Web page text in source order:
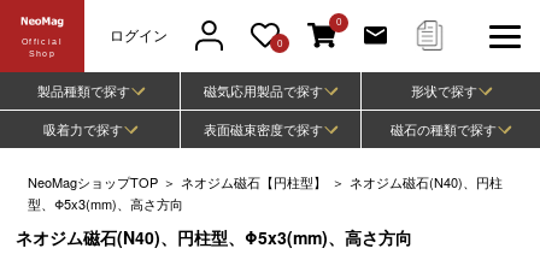
Official
Shop
ログイン 0
0
製品種類で探す 磁気応用製品で探す
形状で探す
吸着力で探す
表面磁束密度で探す 磁石の種類で探す
NeoMagショップTOP ＞ ネオジム磁石【円柱型】 ＞ ネオジム磁石(N40)、円柱
型、Φ5x3(mm)、高さ方向
ネオジム磁石(N40)、円柱型、Φ5x3(mm)、高さ方向